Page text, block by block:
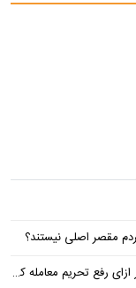
مقصر اصلی نیستند؟
رفع تحریم معامله کنیم